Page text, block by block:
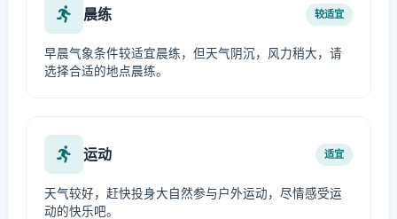
晨练 较适宜
早晨气象条件较适宜晨练，但天气阴沉，风力稍大，请
选择合适的地点晨练。
运动 适宜
天气较好，赶快投身大自然参与户外运动，尽情感受运
动的快乐吧。